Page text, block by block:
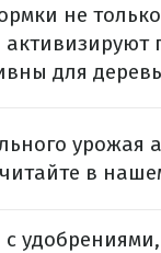
не
для
урожая
в